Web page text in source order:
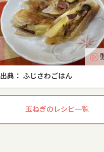
出典： ふじさわごはん
玉ねぎのレシピ一覧